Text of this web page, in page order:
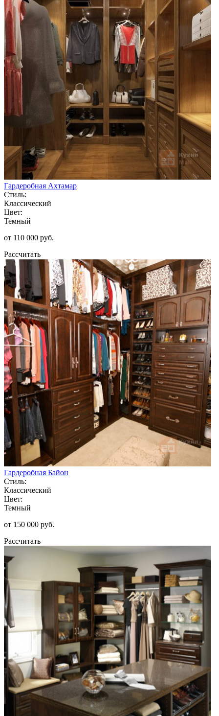
Гардеробная Ахтамар
Стиль:
Классический
Цвет:
Темный
от 110 000 руб.
Рассчитать
Гардеробная Байон
Стиль:
Классический
Цвет:
Темный
от 150 000 руб.
Рассчитать